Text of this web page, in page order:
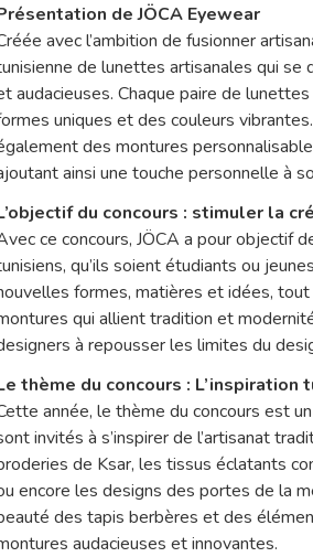
de JÖCA Eyewear
avec l’ambition de fusionner
de lunettes artisanales qui se
audacieuses. Chaque paire de
uniques et des couleurs
des montures
ainsi une touche personnelle à
du concours : stimuler la
ce concours, JÖCA a pour objectif
qu’ils soient étudiants ou
formes, matières et idées,
qui allient tradition et
à repousser les limites du
thème du concours : L’inspiration
année, le thème du concours est
invités à s’inspirer de l’artisanat
de Ksar, les tissus éclatants
encore les designs des portes de la
des tapis berbères et des
audacieuses et innovantes.